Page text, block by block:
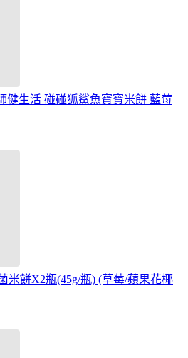
健生活 碰碰狐鯊魚寶寶米餅 藍莓
米餅X2瓶(45g/瓶) (草莓/蘋果花椰